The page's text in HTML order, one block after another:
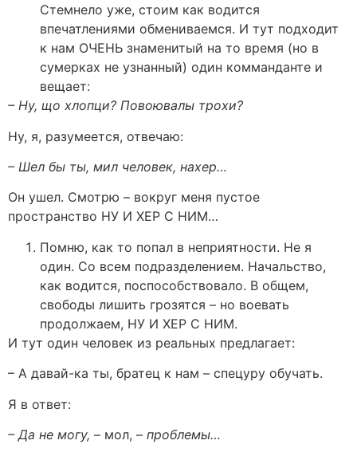
Стемнело уже, стоим как водится
впечатлениями обмениваемся. И тут подходит
к нам ОЧЕНЬ знаменитый на то время (но в
сумерках не узнанный) один комманданте и
вещает:
– Ну, що хлопци? Повоювалы трохи?
Ну, я, разумеется, отвечаю:
– Шел бы ты, мил человек, нахер…
Он ушел. Смотрю – вокруг меня пустое
пространство НУ И ХЕР С НИМ…
Помню, как то попал в неприятности. Не я
один. Со всем подразделением. Начальство,
как водится, поспособствовало. В общем,
свободы лишить грозятся – но воевать
продолжаем, НУ И ХЕР С НИМ.
И тут один человек из реальных предлагает:
– А давай-ка ты, братец к нам – спецуру обучать.
Я в ответ:
– Да не могу, – мол, – проблемы…